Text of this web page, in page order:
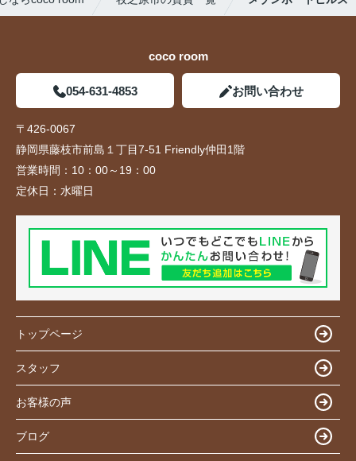
coco room
054-631-4853 お問い合わせ
〒426-0067
静岡県藤枝市前島１丁目7-51 Friendly仲田1階
営業時間： 10：00～19：00
定休日： 水曜日
トップページ
スタッフ
お客様の声
ブログ